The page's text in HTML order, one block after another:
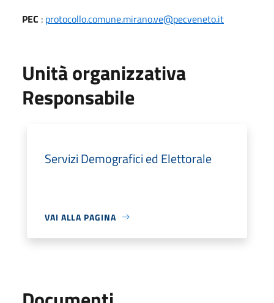
PEC : protocollo.comune.mirano.ve@pecveneto.it
Unità organizzativa
Responsabile
Servizi Demografici ed Elettorale
VAI ALLA PAGINA